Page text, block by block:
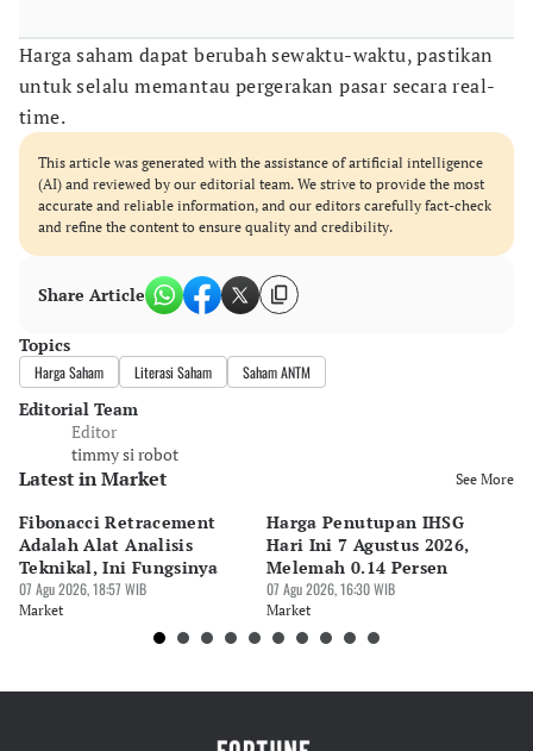
Harga saham dapat berubah sewaktu-waktu, pastikan
untuk selalu memantau pergerakan pasar secara real-
time.
This article was generated with the assistance of artificial intelligence
(AI) and reviewed by our editorial team. We strive to provide the most
accurate and reliable information, and our editors carefully fact-check
and refine the content to ensure quality and credibility.
Share Article
Topics
Harga Saham Literasi Saham Saham ANTM
Editorial Team
Editor
timmy si robot
Latest in Market See More
Fibonacci Retracement
Adalah Alat Analisis
Teknikal, Ini Fungsinya
07 Agu 2026, 18:57 WIB
Market
Harga Penutupan IHSG
Hari Ini 7 Agustus 2026,
Melemah 0.14 Persen
07 Agu 2026, 16:30 WIB
Market